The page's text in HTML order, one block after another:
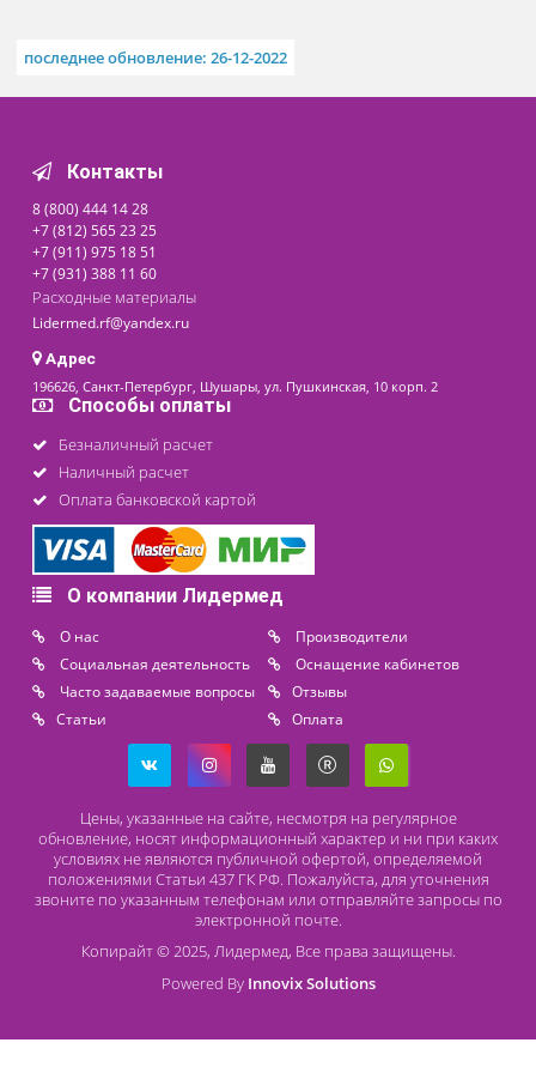
146 400 ₽
последнее обновление: 26-12-2022
Контакты
8 (800) 444 14 28
+7 (812) 565 23 25
+7 (911) 975 18 51
+7 (931) 388 11 60
Расходные материалы
Lidermed.rf@yandex.ru
Адрес
196626, Санкт-Петербург, Шушары, ул. Пушкинская, 10 корп. 2
Способы оплаты
Безналичный расчет
Наличный расчет
Оплата банковской картой
О компании Лидермед
Социальная деятельность
Оснащение кабинетов